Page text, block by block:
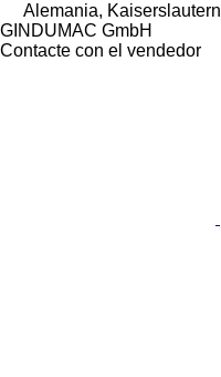
Alemania, Kaiserslautern
GINDUMAC GmbH
Contacte con el vendedor